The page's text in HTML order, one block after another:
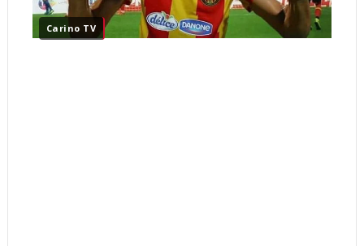
Carino TV